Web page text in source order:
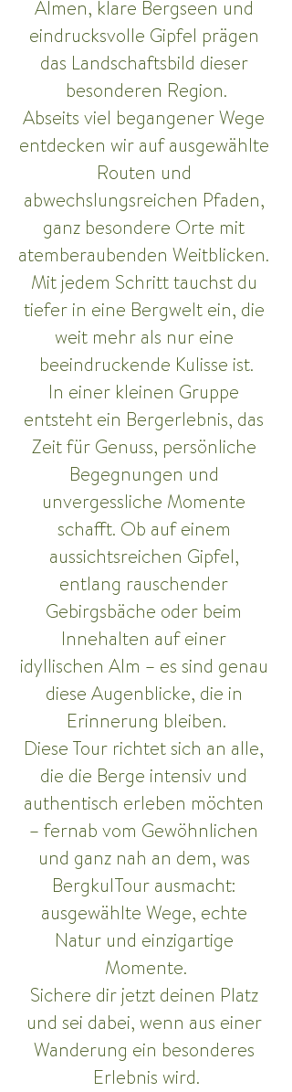
Almen, klare Bergseen und
eindrucksvolle Gipfel prägen
das Landschaftsbild dieser
besonderen Region.
Abseits viel begangener Wege
entdecken wir auf ausgewählte
Routen und
abwechslungsreichen Pfaden,
ganz besondere Orte mit
atemberaubenden Weitblicken.
Mit jedem Schritt tauchst du
tiefer in eine Bergwelt ein, die
weit mehr als nur eine
beeindruckende Kulisse ist.
In einer kleinen Gruppe
entsteht ein Bergerlebnis, das
Zeit für Genuss, persönliche
Begegnungen und
unvergessliche Momente
schafft. Ob auf einem
aussichtsreichen Gipfel,
entlang rauschender
Gebirgsbäche oder beim
Innehalten auf einer
idyllischen Alm – es sind genau
diese Augenblicke, die in
Erinnerung bleiben.
Diese Tour richtet sich an alle,
die die Berge intensiv und
authentisch erleben möchten
– fernab vom Gewöhnlichen
und ganz nah an dem, was
BergkulTour ausmacht:
ausgewählte Wege, echte
Natur und einzigartige
Momente.
Sichere dir jetzt deinen Platz
und sei dabei, wenn aus einer
Wanderung ein besonderes
Erlebnis wird.